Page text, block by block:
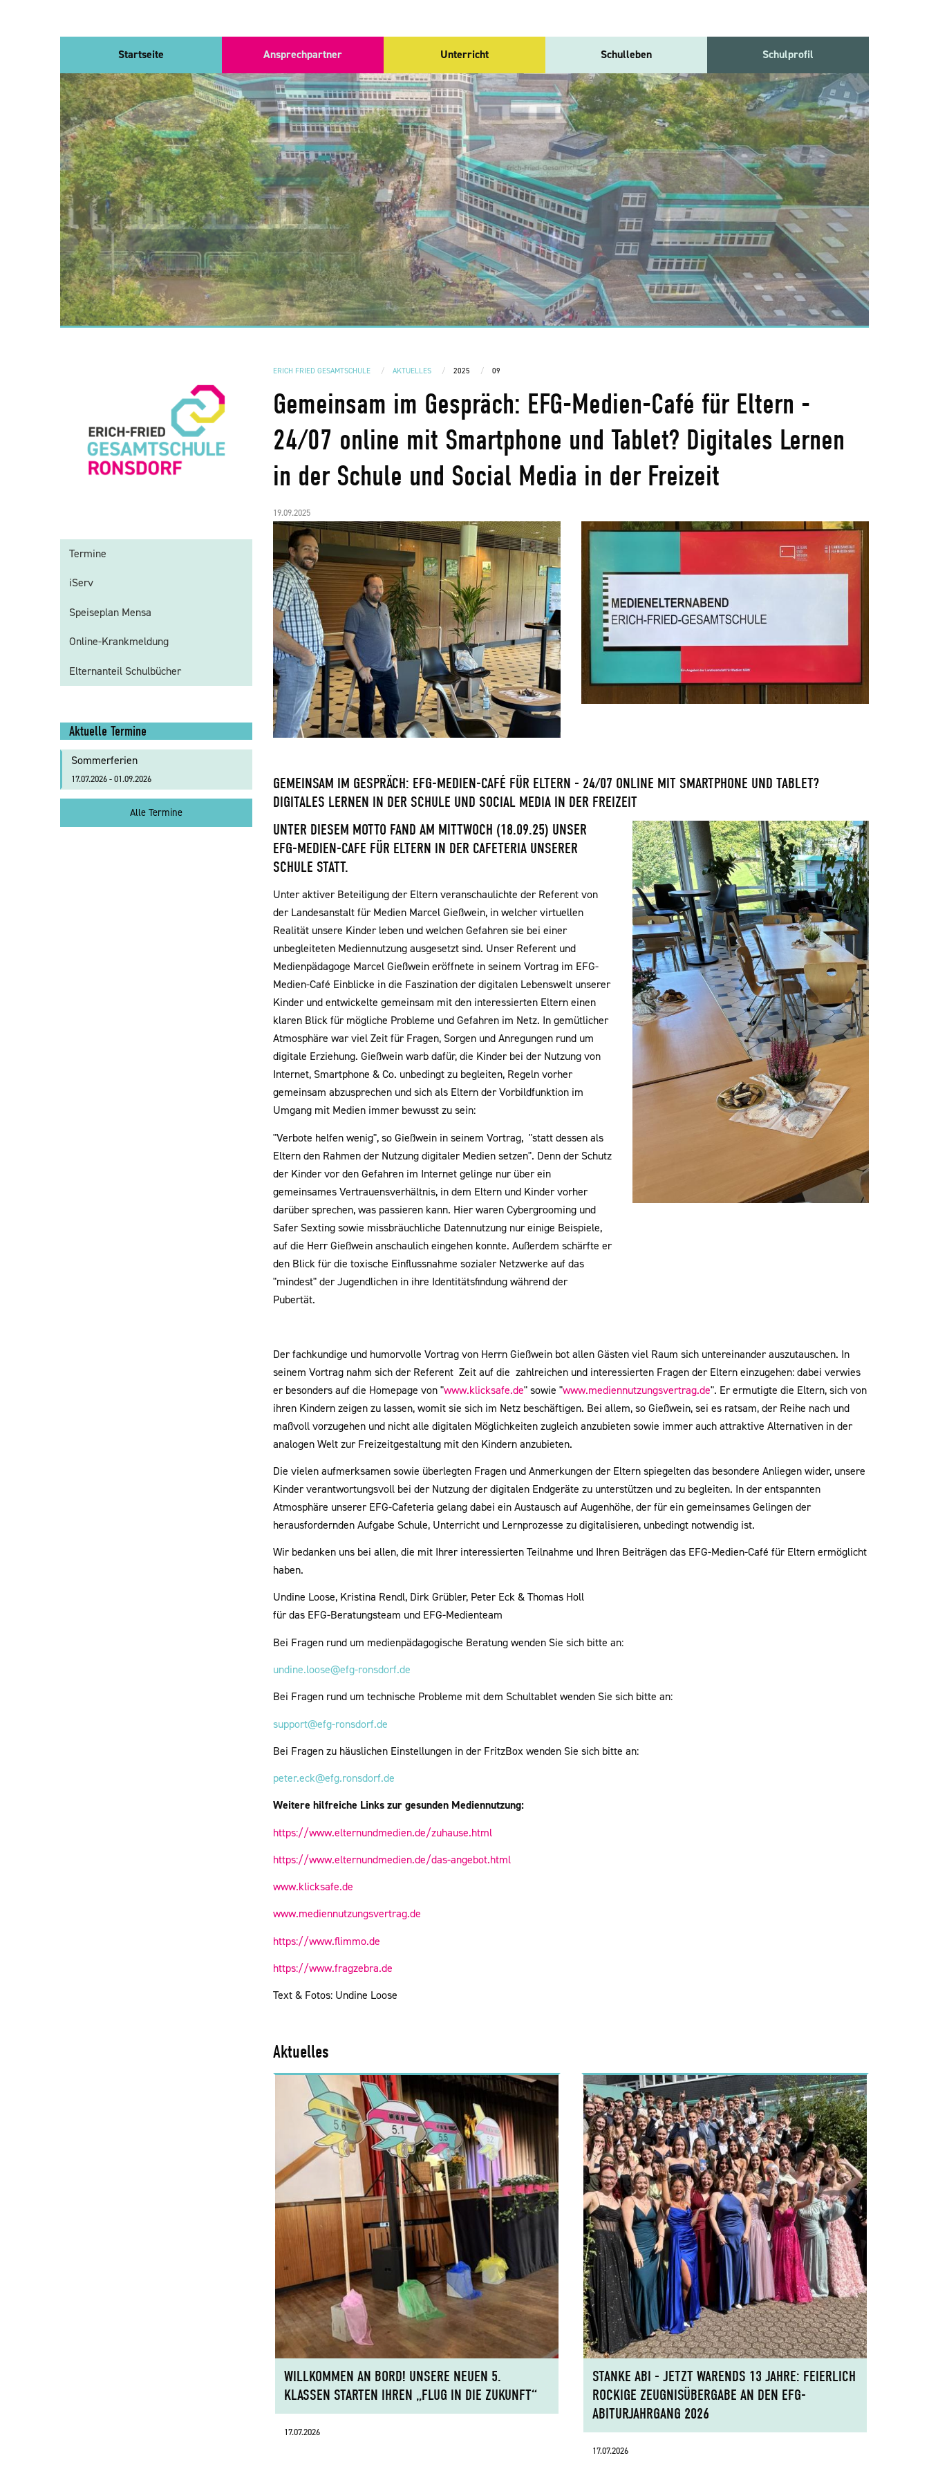
Startseite Ansprechpartner Unterricht Schulleben Schulprofil
ERICH FRIED GESAMTSCHULE AKTUELLES 2025 09
Gemeinsam im Gespräch: EFG-Medien-Café für Eltern -
24/07 online mit Smartphone und Tablet? Digitales Lernen
in der Schule und Social Media in der Freizeit
19.09.2025
GEMEINSAM IM GESPRÄCH: EFG-MEDIEN-CAFÉ FÜR ELTERN - 24/07 ONLINE MIT SMARTPHONE UND TABLET?
DIGITALES LERNEN IN DER SCHULE UND SOCIAL MEDIA IN DER FREIZEIT
UNTER DIESEM MOTTO FAND AM MITTWOCH (18.09.25) UNSER
EFG-MEDIEN-CAFE FÜR ELTERN IN DER CAFETERIA UNSERER
SCHULE STATT.
Unter aktiver Beteiligung der Eltern veranschaulichte der Referent von
der Landesanstalt für Medien Marcel Gießwein, in welcher virtuellen
Realität unsere Kinder leben und welchen Gefahren sie bei einer
unbegleiteten Mediennutzung ausgesetzt sind. Unser Referent und
Medienpädagoge Marcel Gießwein eröffnete in seinem Vortrag im EFG-
Medien-Café Einblicke in die Faszination der digitalen Lebenswelt unserer
Kinder und entwickelte gemeinsam mit den interessierten Eltern einen
klaren Blick für mögliche Probleme und Gefahren im Netz. In gemütlicher
Atmosphäre war viel Zeit für Fragen, Sorgen und Anregungen rund um
digitale Erziehung. Gießwein warb dafür, die Kinder bei der Nutzung von
Internet, Smartphone & Co. unbedingt zu begleiten, Regeln vorher
gemeinsam abzusprechen und sich als Eltern der Vorbildfunktion im
Umgang mit Medien immer bewusst zu sein:
"Verbote helfen wenig", so Gießwein in seinem Vortrag, "statt dessen als
Eltern den Rahmen der Nutzung digitaler Medien setzen". Denn der Schutz
der Kinder vor den Gefahren im Internet gelinge nur über ein
gemeinsames Vertrauensverhältnis, in dem Eltern und Kinder vorher
darüber sprechen, was passieren kann. Hier waren Cybergrooming und
Safer Sexting sowie missbräuchliche Datennutzung nur einige Beispiele,
auf die Herr Gießwein anschaulich eingehen konnte. Außerdem schärfte er
den Blick für die toxische Einflussnahme sozialer Netzwerke auf das
"mindest" der Jugendlichen in ihre Identitätsfindung während der
Pubertät.
Der fachkundige und humorvolle Vortrag von Herrn Gießwein bot allen Gästen viel Raum sich untereinander auszutauschen. In
seinem Vortrag nahm sich der Referent Zeit auf die zahlreichen und interessierten Fragen der Eltern einzugehen: dabei verwies
er besonders auf die Homepage von "www.klicksafe.de" sowie "www.mediennutzungsvertrag.de". Er ermutigte die Eltern, sich von
ihren Kindern zeigen zu lassen, womit sie sich im Netz beschäftigen. Bei allem, so Gießwein, sei es ratsam, der Reihe nach und
maßvoll vorzugehen und nicht alle digitalen Möglichkeiten zugleich anzubieten sowie immer auch attraktive Alternativen in der
analogen Welt zur Freizeitgestaltung mit den Kindern anzubieten.
Die vielen aufmerksamen sowie überlegten Fragen und Anmerkungen der Eltern spiegelten das besondere Anliegen wider, unsere
Kinder verantwortungsvoll bei der Nutzung der digitalen Endgeräte zu unterstützen und zu begleiten. In der entspannten
Atmosphäre unserer EFG-Cafeteria gelang dabei ein Austausch auf Augenhöhe, der für ein gemeinsames Gelingen der
herausfordernden Aufgabe Schule, Unterricht und Lernprozesse zu digitalisieren, unbedingt notwendig ist.
Wir bedanken uns bei allen, die mit Ihrer interessierten Teilnahme und Ihren Beiträgen das EFG-Medien-Café für Eltern ermöglicht
haben.
Undine Loose, Kristina Rendl, Dirk Grübler, Peter Eck & Thomas Holl
für das EFG-Beratungsteam und EFG-Medienteam
Bei Fragen rund um medienpädagogische Beratung wenden Sie sich bitte an:
undine.loose@efg-ronsdorf.de
Bei Fragen rund um technische Probleme mit dem Schultablet wenden Sie sich bitte an:
support@efg-ronsdorf.de
Bei Fragen zu häuslichen Einstellungen in der FritzBox wenden Sie sich bitte an:
peter.eck@efg.ronsdorf.de
Weitere hilfreiche Links zur gesunden Mediennutzung:
https://www.elternundmedien.de/zuhause.html
https://www.elternundmedien.de/das-angebot.html
www.klicksafe.de
www.mediennutzungsvertrag.de
https://www.flimmo.de
https://www.fragzebra.de
Text & Fotos: Undine Loose
Aktuelles
WILLKOMMEN AN BORD! UNSERE NEUEN 5.
KLASSEN STARTEN IHREN „FLUG IN DIE ZUKUNFT“
17.07.2026
STANKE ABI - JETZT WARENDS 13 JAHRE: FEIERLICH
ROCKIGE ZEUGNISÜBERGABE AN DEN EFG-
ABITURJAHRGANG 2026
17.07.2026
Termine
iServ
Speiseplan Mensa
Online-Krankmeldung
Elternanteil Schulbücher
Aktuelle Termine
Sommerferien
17.07.2026 - 01.09.2026
Alle Termine